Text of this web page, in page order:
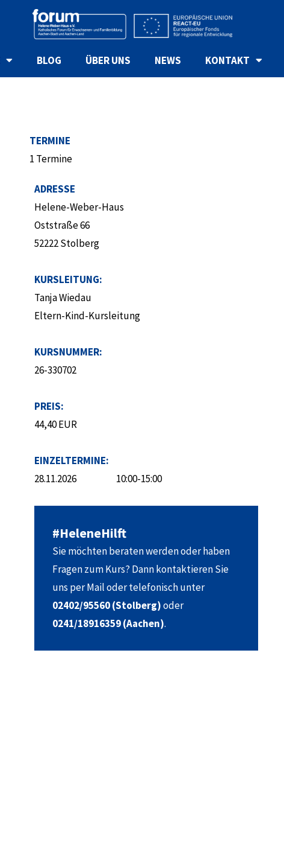
BLOG ÜBER UNS NEWS KONTAKT
TERMINE
1 Termine
ADRESSE
Helene-Weber-Haus
Oststraße 66
52222 Stolberg
KURSLEITUNG:
Tanja Wiedau
Eltern-Kind-Kursleitung
KURSNUMMER:
26-330702
PREIS:
44,40 EUR
EINZELTERMINE:
28.11.2026
10:00-15:00
#HeleneHilft
Sie möchten beraten werden oder haben
Fragen zum Kurs? Dann kontaktieren Sie
uns per Mail oder telefonisch unter
02402/95560 (Stolberg)oder
0241/18916359 (Aachen).